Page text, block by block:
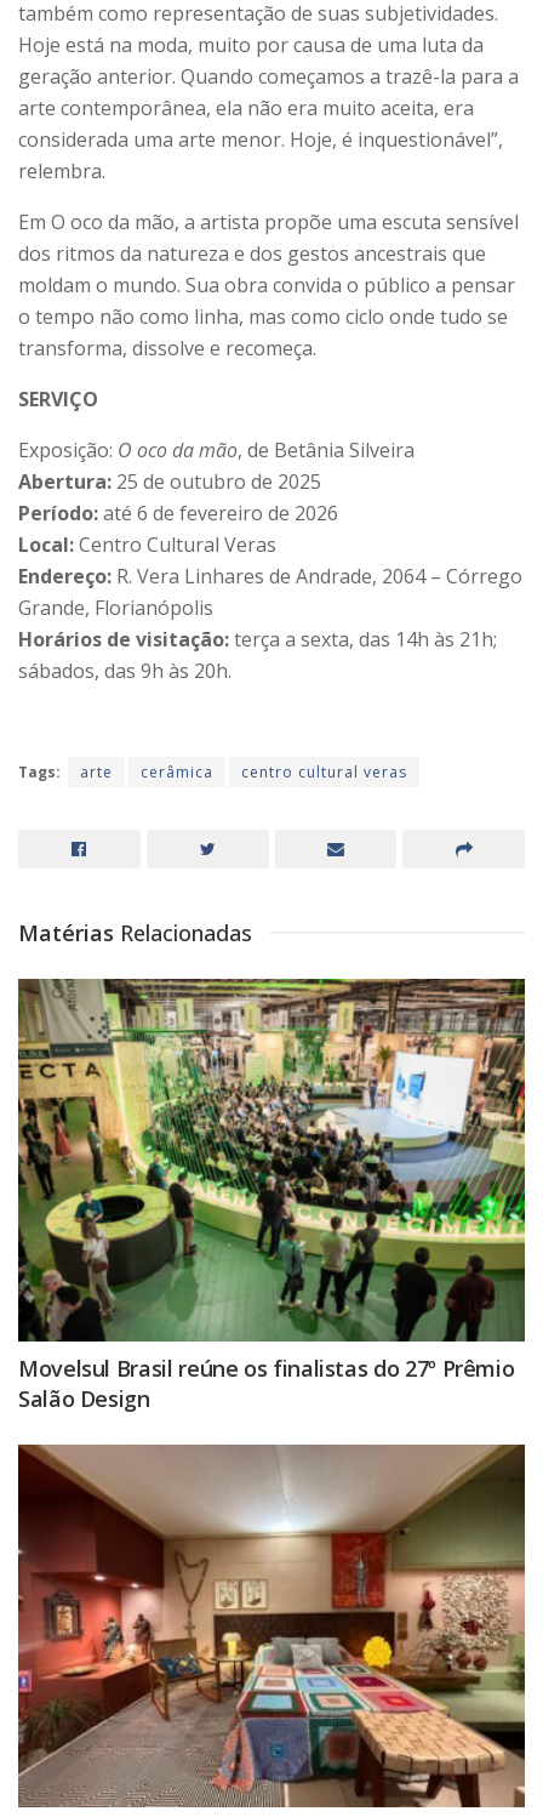
também como representação de suas subjetividades.
Hoje está na moda, muito por causa de uma luta da
geração anterior. Quando começamos a trazê-la para a
arte contemporânea, ela não era muito aceita, era
considerada uma arte menor. Hoje, é inquestionável”,
relembra.
Em O oco da mão, a artista propõe uma escuta sensível
dos ritmos da natureza e dos gestos ancestrais que
moldam o mundo. Sua obra convida o público a pensar
o tempo não como linha, mas como ciclo onde tudo se
transforma, dissolve e recomeça.
SERVIÇO
Exposição: O oco da mão, de Betânia Silveira
Abertura: 25 de outubro de 2025
Período:até 6 de fevereiro de 2026
Local:Centro Cultural Veras
Endereço: R. Vera Linhares de Andrade, 2064 – Córrego
Grande, Florianópolis
Horários de visitação:terça a sexta, das 14h às 21h;
sábados, das 9h às 20h.
Tags: arte cerâmica centro cultural veras
Matérias Relacionadas
Movelsul Brasil reúne os finalistas do 27º Prêmio
Salão Design